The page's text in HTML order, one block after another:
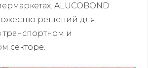
ALUCOBOND
решений для
и
секторе.